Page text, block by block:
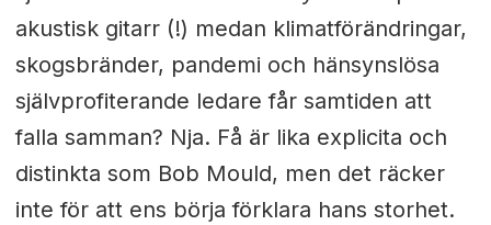
akustisk gitarr (!) medan klimatförändringar,
skogsbränder, pandemi och hänsynslösa
självprofiterande ledare får samtiden att
falla samman? Nja. Få är lika explicita och
distinkta som Bob Mould, men det räcker
inte för att ens börja förklara hans storhet.